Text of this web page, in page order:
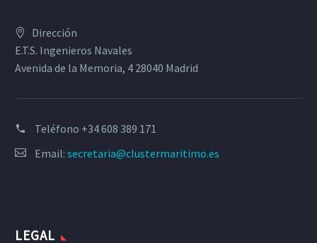
Dirección
E.T.S. Ingenieros Navales
Avenida de la Memoria, 4 28040 Madrid
Teléfono +34 608 389 171
Email: secretaria@clustermaritimo.es
LEGAL